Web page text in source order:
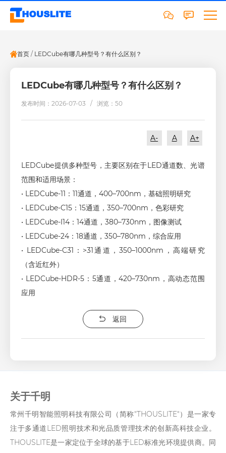
首页 / LEDCube有哪几种型号？有什么区别？
LEDCube有哪几种型号？有什么区别？
发布时间：2026-07-03 /浏览：50
A- A A+
LEDCube提供多种型号，主要区别在于LED通道数、光谱
范围和适用场景：
• LEDCube-11：11通道，400–700nm，基础照明研究
• LEDCube-C15：15通道，350–700nm，色彩研究
• LEDCube-I14：14通道，380–730nm，图像测试
• LEDCube-24：18通道，350–780nm，综合应用
• LEDCube-C31：>31通道，350–1000nm，高端研究
（含近红外）
• LEDCube-HDR-5：5通道，420–730nm，高动态范围
应用
返回
关于千明
常州千明智能照明科技有限公司（简称"THOUSLITE"）是一家专
注于多通道LED照明技术和光品质管理技术的创新高科技企业。
THOUSLITE是一家定位于全球的基于LED标准光环境提供商。同